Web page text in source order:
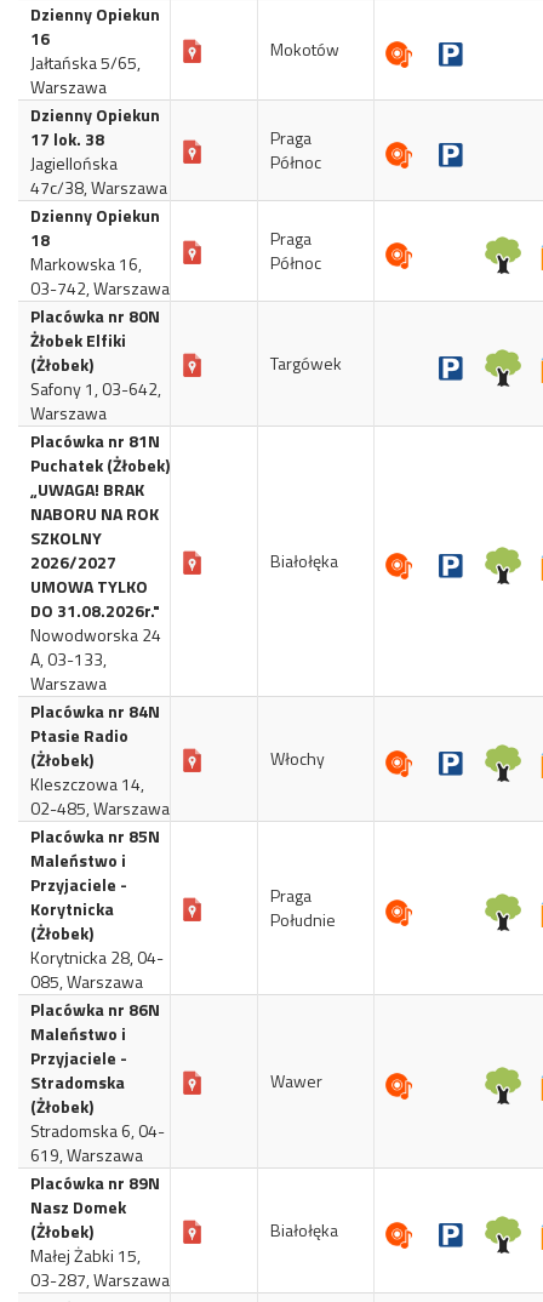
Dzienny Opiekun
16
Jałtańska 5/65,
Warszawa
Mokotów
Dzienny Opiekun
17 lok. 38
Jagiellońska
47c/38, Warszawa
Praga
Północ
Dzienny Opiekun
18
Markowska 16,
03-742, Warszawa
Praga
Północ
Placówka nr 80N
Żłobek Elfiki
(Żłobek)
Safony 1, 03-642,
Warszawa
Targówek
Placówka nr 81N
Puchatek (Żłobek)
„UWAGA! BRAK
NABORU NA ROK
SZKOLNY
2026/2027
UMOWA TYLKO
DO 31.08.2026r."
Nowodworska 24
A, 03-133,
Warszawa
Białołęka
Placówka nr 84N
Ptasie Radio
(Żłobek)
Kleszczowa 14,
02-485, Warszawa
Włochy
Placówka nr 85N
Maleństwo i
Przyjaciele -
Korytnicka
(Żłobek)
Korytnicka 28, 04-
085, Warszawa
Praga
Południe
Placówka nr 86N
Maleństwo i
Przyjaciele -
Stradomska
(Żłobek)
Stradomska 6, 04-
619, Warszawa
Wawer
Placówka nr 89N
Nasz Domek
(Żłobek)
Małej Żabki 15,
03-287, Warszawa
Białołęka